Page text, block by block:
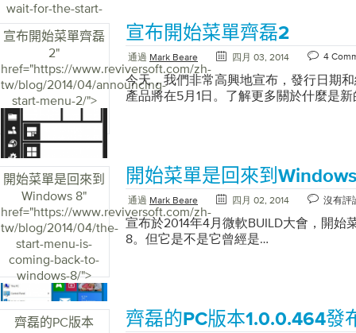
的反饋。如果您有其他想法，請在下面
wait-for-the-start-
menu-to-come-
back-to-windows-
8-start-menu-
reviver-2-is-
available-today/">
宣布開始菜單齊磊
2"
href="https://www.reviversoft.com/zh-
tw/blog/2014/04/announcing-
start-menu-2/">
宣布開始菜單齊磊2
通過 Mark Beare 四月 03, 2014 4
今天，我們非常高興地宣布，發行日期
產品將在5月1日。了解更多關於什麼是
開始菜單是回來到
Windows 8"
href="https://www.reviversoft.com/zh-
tw/blog/2014/04/the-
start-menu-is-
coming-back-to-
windows-8/">
開始菜單是回來到
通過 Mark Beare 四月 02, 2014 沒有評
宣布於2014年4月微軟BUILD大會，開始
8。但它是不是它曾經是…
齊磊的PC版本
齊磊的PC版本1.0.0.464發